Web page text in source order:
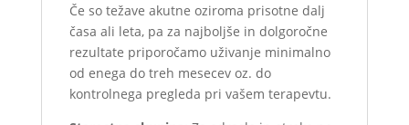
Če so težave akutne oziroma prisotne dalj
časa ali leta, pa za najboljše in dolgoročne
rezultate priporočamo uživanje minimalno
od enega do treh mesecev oz. do
kontrolnega pregleda pri vašem terapevtu.